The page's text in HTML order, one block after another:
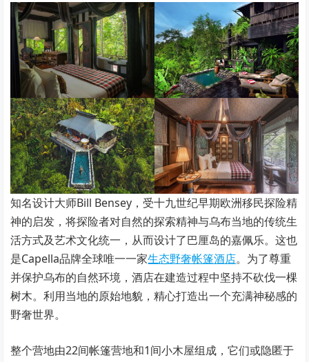
知名设计大师Bill Bensey，受十九世纪早期欧洲移民探险精
神的启发，将探险者对自然的探索精神与乌布当地的传统生
活方式及艺术文化统一，从而设计了巴厘岛的嘉佩乐。这也
是Capella品牌全球唯一一家生态野奢帐篷酒店。为了尊重
并保护乌布的自然环境，酒店在建造过程中坚持不砍伐一棵
树木。利用当地的原始地貌，精心打造出一个充满神秘感的
野奢世界。
整个营地由22间帐篷营地和1间小木屋组成，它们或隐匿于